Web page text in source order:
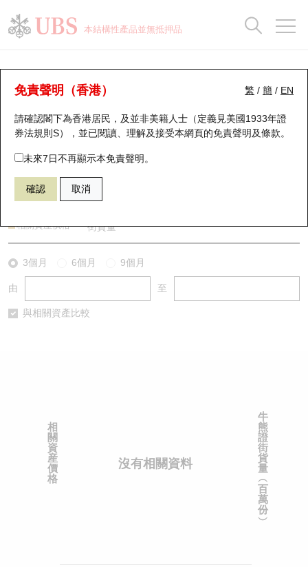
本結構性產品並無抵押品
繁 / 簡 / EN
免責聲明（香港）
請確認閣下為香港居民，及並非美籍人士（定義見美國1933年證
券法規則S），並已閱讀、理解及接受本網頁的免責聲明及條款。
未來7日不再顯示本免責聲明。
確認 取消
牛熊證分析儀
表現 街貨統計 比較
55819 瑞銀牛證 HSI 恒生指數
相關資產價格 街貨量
3個月 6個月 9個月
由 至
與相關資產比較
沒有相關資料
牛
熊
證
街
貨
量
︵
百
萬
份
︶
相
關
資
産
價
格
瑞銀認股證一覽
新發行瑞銀認股證
即將到期認股證
認股證到期結算價查詢
認股證分析儀
認股證速算機
引伸波幅比較圖
街貨統計
比較
牛熊全景快搜
牛熊證搜尋
牛熊證街貨分佈圖
正股牛熊證列表
新發行瑞銀牛熊證
已收回牛熊證剩餘價值
即將到期牛熊證
牛熊證文件及公告
牛熊證文件及公告 (瑞信)
街貨統計
比較
十大升幅/跌幅
十大認股證成交分佈
十天股證佔大市成交
資金流
街貨統計
三十大平均引伸波幅
正股分析儀
二十大活躍股份
恒指成份股
國指成份股
科指成份股
相關資產沽空
業績及經濟日曆
收市競價變化
持股比重
顯示所有持股比重
每月輪證大市專題
輪證專欄
講座及教育短片
認股證投資者教育
牛熊證投資者教育
認股證牛熊證常問問題